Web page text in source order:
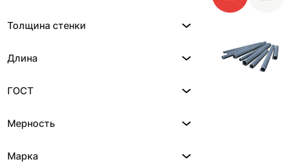
Толщина стенки
Длина
ГОСТ
Мерность
Марка